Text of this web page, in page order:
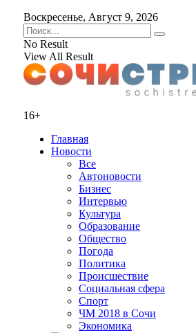
Воскресенье, Август 9, 2026
No Result
View All Result
16+
Главная
Новости
Все
Автоновости
Бизнес
Интервью
Культура
Образование
Общество
Погода
Политика
Происшествие
Социальная сфера
Спорт
ЧМ 2018 в Сочи
Экономика